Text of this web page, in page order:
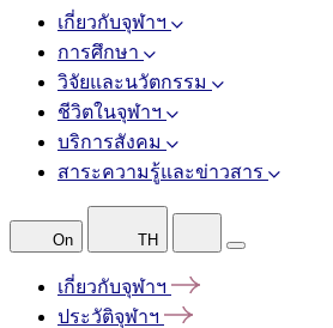
เกี่ยวกับจุฬาฯ
การศึกษา
วิจัยและนวัตกรรม
ชีวิตในจุฬาฯ
บริการสังคม
สาระความรู้และข่าวสาร
On TH
เกี่ยวกับจุฬาฯ
ประวัติจุฬาฯ